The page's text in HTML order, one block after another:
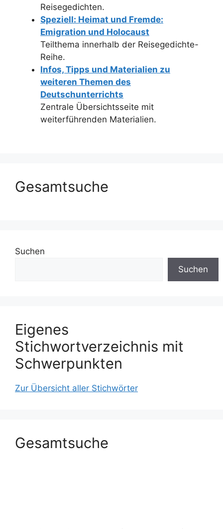
Reisegedichten.
Speziell: Heimat und Fremde:
Emigration und Holocaust
Teilthema innerhalb der Reisegedichte-
Reihe.
Infos, Tipps und Materialien zu
weiteren Themen des
Deutschunterrichts
Zentrale Übersichtsseite mit
weiterführenden Materialien.
Gesamtsuche
Suchen
Suchen
Eigenes
Stichwortverzeichnis mit
Schwerpunkten
Zur Übersicht aller Stichwörter
Gesamtsuche